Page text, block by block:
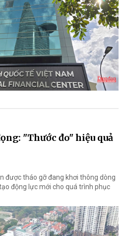
"Thước đo" hiệu quả
được tháo gỡ đang khơi thông dòng
động lực mới cho quá trình phục